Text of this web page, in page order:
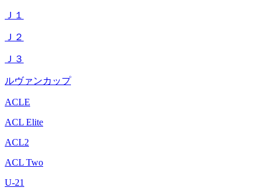
Ｊ１
Ｊ２
Ｊ３
ルヴァンカップ
ACLE
ACL Elite
ACL2
ACL Two
U-21